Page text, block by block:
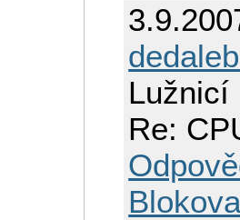
Lužnicí
Re: